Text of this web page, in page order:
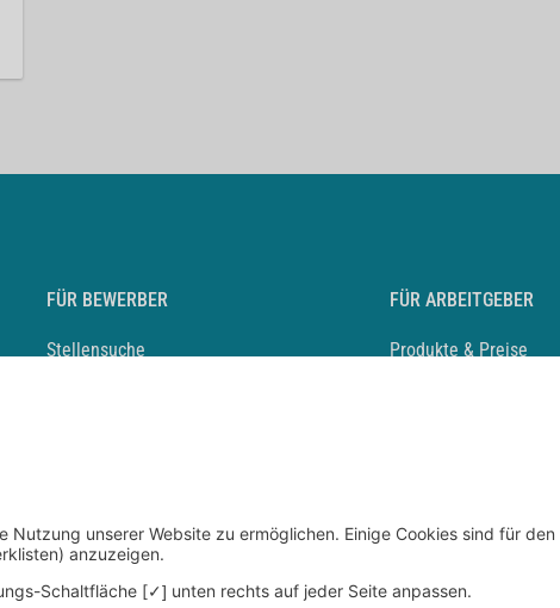
FÜR BEWERBER
Stellensuche
Durchsuchen Sie den Stellenkatalog
FÜR ARBEITGEBER
Produkte & Preise